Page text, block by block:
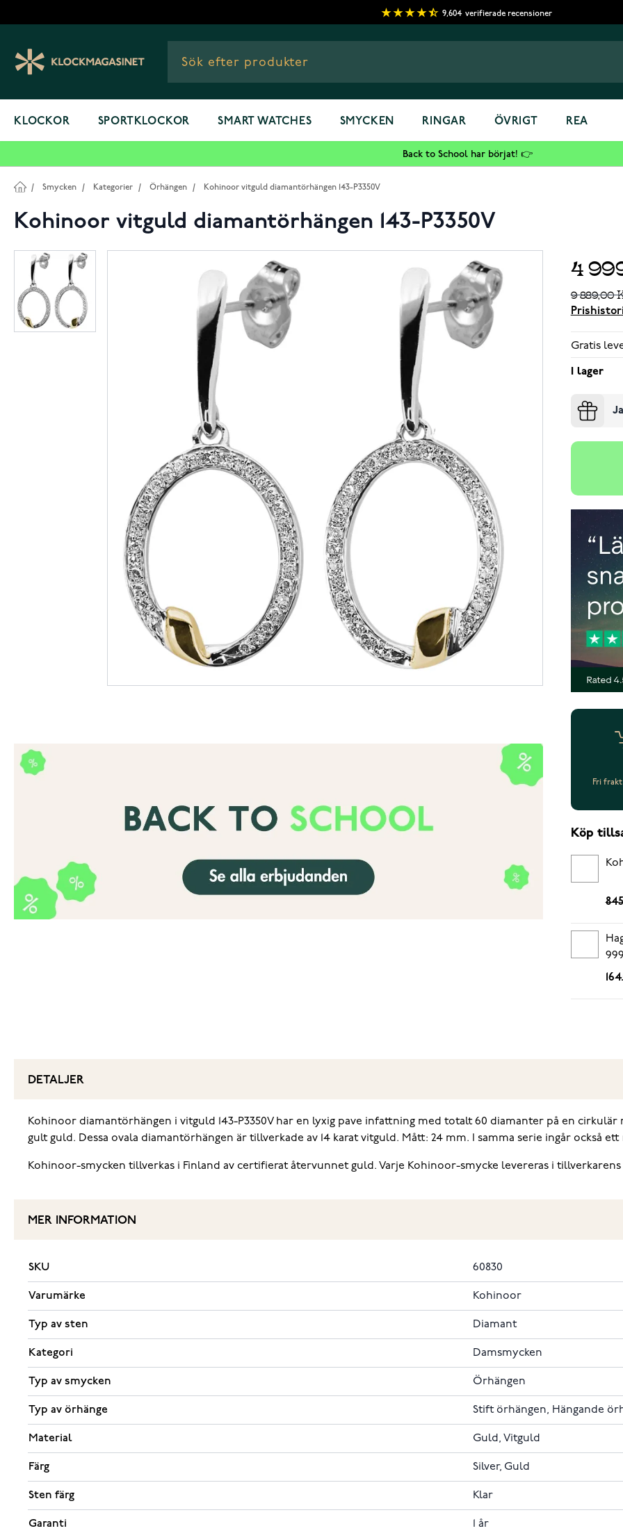
9,604 verifierade recensioner
KLOCKOR SPORTKLOCKOR SMART WATCHES SMYCKEN RINGAR ÖVRIGT REA
Back to School har börjat! 👉
/ Smycken / Kategorier / Örhängen / Kohinoor vitguld diamantörhängen 143-P3350V
Kohinoor vitguld diamantörhängen 143-P3350V
4
9 889,00
Gratis
I lager
Fri frakt
Köp
DETALJER
Kohinoor diamantörhängen i vitguld 143-P3350V har en lyxig pave infattning med totalt 60 diamanter på en cirkulär
gult guld. Dessa ovala diamantörhängen är tillverkade av 14 karat vitguld. Mått: 24 mm. I samma serie ingår också
Kohinoor-smycken tillverkas i Finland av certifierat återvunnet guld. Varje Kohinoor-smycke levereras i
MER INFORMATION
SKU 60830
Varumärke Kohinoor
Typ av sten Diamant
Kategori Damsmycken
Typ av smycken Örhängen
Typ av örhänge Stift örhängen, Hängande
Material Guld, Vitguld
Färg Silver, Guld
Sten färg Klar
Garanti 1 år